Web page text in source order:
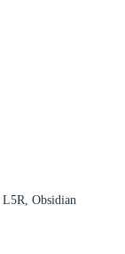
L5R, Obsidian